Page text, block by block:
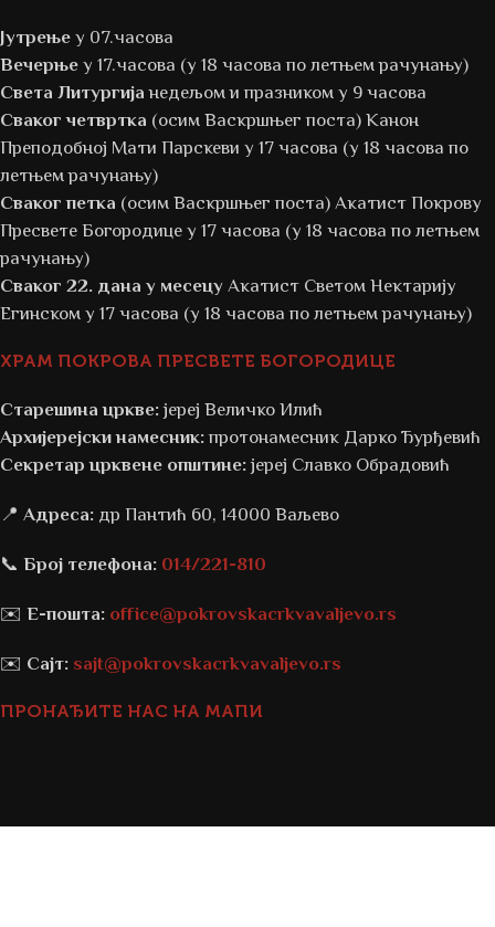
Јутрење у 07.часова
Вечерње у 17.часова (у 18 часова по летњем рачунању)
Света Литургија недељом и празником у 9 часова
Сваког четвртка (осим Васкршњег поста) Канон
Преподобној Мати Парскеви у 17 часова (у 18 часова по
летњем рачунању)
Сваког петка (осим Васкршњег поста) Акатист Покрову
Пресвете Богородице у 17 часова (у 18 часова по летњем
рачунању)
Сваког 22. дана у месецу Акатист Светом Нектарију
Егинском у 17 часова (у 18 часова по летњем рачунању)
ХРАМ ПОКРОВА ПРЕСВЕТЕ БОГОРОДИЦЕ
Старешина цркве:јереј Величко Илић
Архијерејски намесник:протонамесник Дарко Ђурђевић
Секретар црквене општине:јереј Славко Обрадовић
📍 Адреса: др Пантић 60, 14000 Ваљево
📞 Број телефона: 014/221-810
✉️ Е-пошта: office@pokrovskacrkvavaljevo.rs
✉️ Сајт: sajt@pokrovskacrkvavaljevo.rs
ПРОНАЂИТЕ НАС НА МАПИ